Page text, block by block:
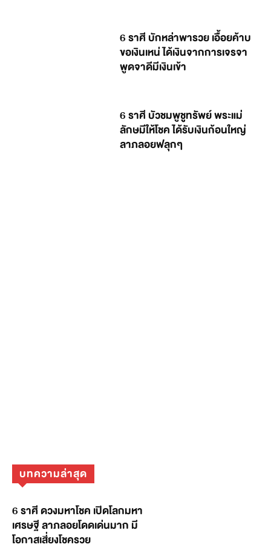
6 ราศี บักหล่าพารวย เอื้อยค้าบ
ขอเงินเหน่ ได้เงินจากการเจรจา
พูดจาดีมีเงินเข้า
6 ราศี บัวชมพูชูทรัพย์ พระแม่
ลักษมีให้โชค ได้รับเงินก้อนใหญ่
ลาภลอยฟลุกๆ
บทความล่าสุด
6 ราศี ดวงมหาโชค เปิดโลกมหา
เศรษฐี ลาภลอยโดดเด่นมาก มี
โอกาสเสี่ยงโชครวย